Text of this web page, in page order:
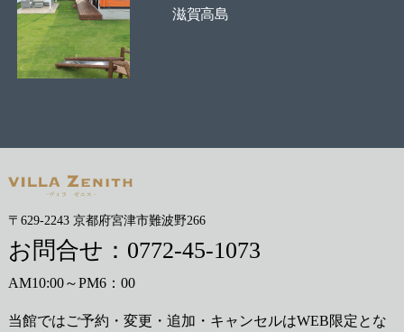
滋賀高島
〒629-2243 京都府宮津市難波野266
お問合せ： 0772-45-1073
AM10:00～PM6：00
当館ではご予約・変更・追加・キャンセルはWEB限定とな